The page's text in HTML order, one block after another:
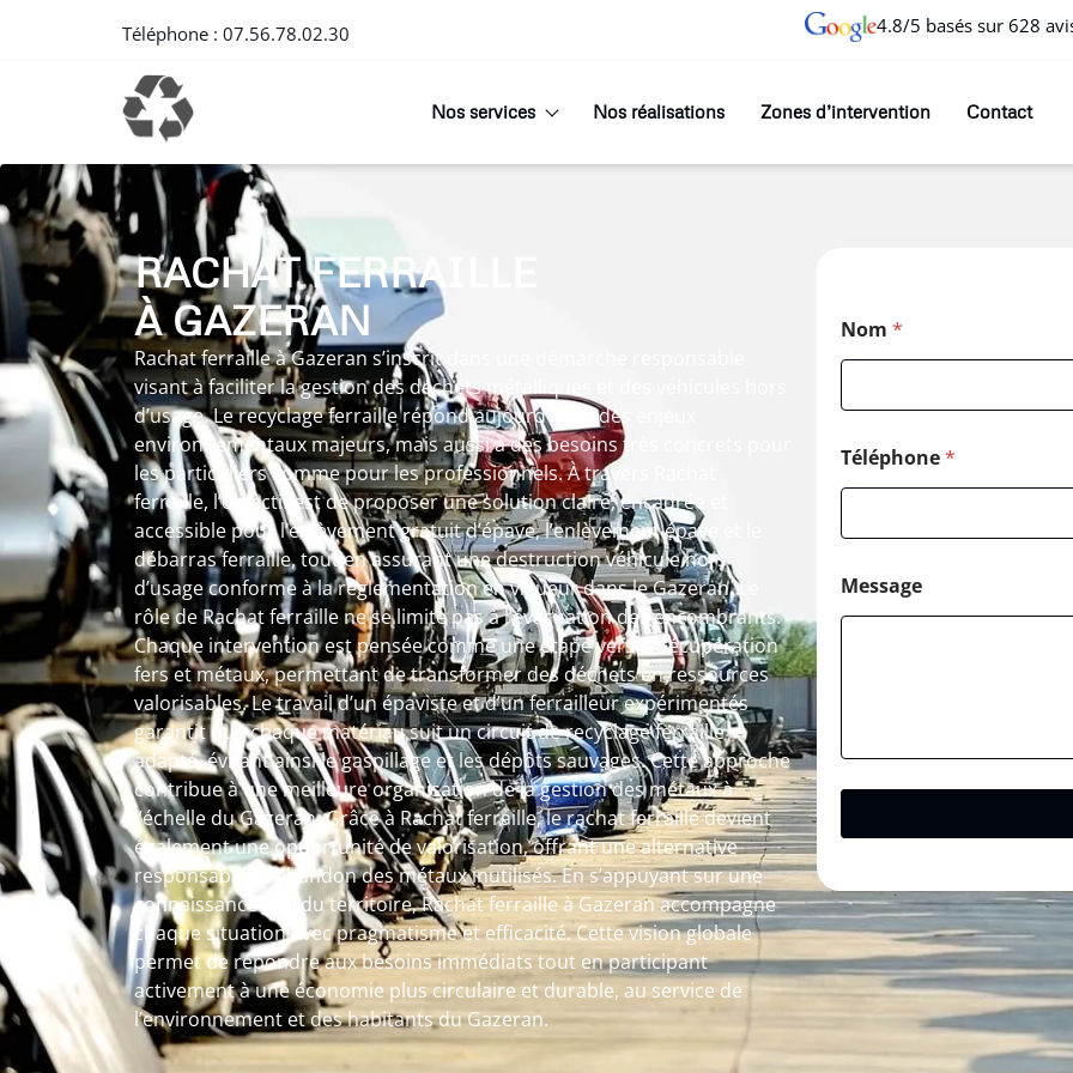
Téléphone : 07.56.78.02.30 4.8/5 basés sur 628
Nos services Nos réalisations Zones d’intervention Contact
RACHAT FERRAILLE
À GAZERAN
Rachat ferraille à Gazeran s’inscrit dans une démarche responsable
visant à faciliter la gestion des déchets métalliques et des véhicules hors
d’usage. Le recyclage ferraille répond aujourd’hui à des enjeux
environnementaux majeurs, mais aussi à des besoins très concrets pour
les particuliers comme pour les professionnels. À travers Rachat
ferraille, l’objectif est de proposer une solution claire, encadrée et
accessible pour l’enlèvement gratuit d’épave, l’enlèvement épave et le
débarras ferraille, tout en assurant une destruction véhicule hors
d’usage conforme à la réglementation en vigueur dans le Gazeran. Le
rôle de Rachat ferraille ne se limite pas à l’évacuation des encombrants.
Chaque intervention est pensée comme une étape vers la récupération
fers et métaux, permettant de transformer des déchets en ressources
valorisables. Le travail d’un épaviste et d’un ferrailleur expérimentés
garantit que chaque matériau suit un circuit de recyclage ferraille
adapté, évitant ainsi le gaspillage et les dépôts sauvages. Cette approche
contribue à une meilleure organisation de la gestion des métaux à
l’échelle du Gazeran. Grâce à Rachat ferraille, le rachat ferraille devient
également une opportunité de valorisation, offrant une alternative
responsable à l’abandon des métaux inutilisés. En s’appuyant sur une
connaissance fine du territoire, Rachat ferraille à Gazeran accompagne
chaque situation avec pragmatisme et efficacité. Cette vision globale
permet de répondre aux besoins immédiats tout en participant
activement à une économie plus circulaire et durable, au service de
l’environnement et des habitants du Gazeran.
Nom *
Téléphone*
Message